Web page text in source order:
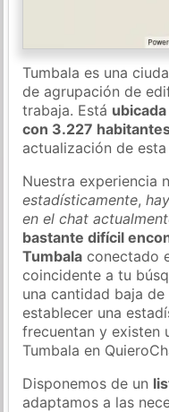
Tumbala es una
de agrupación de
trabaja. Está
con 3.227
actualización de
Nuestra experiencia
estadísticamente,
en el chat
bastante difícil
Tumbala conectado
coincidente a tu
una cantidad baja
establecer una
frecuentan y existen
Tumbala en
Disponemos de un
adaptamos a las